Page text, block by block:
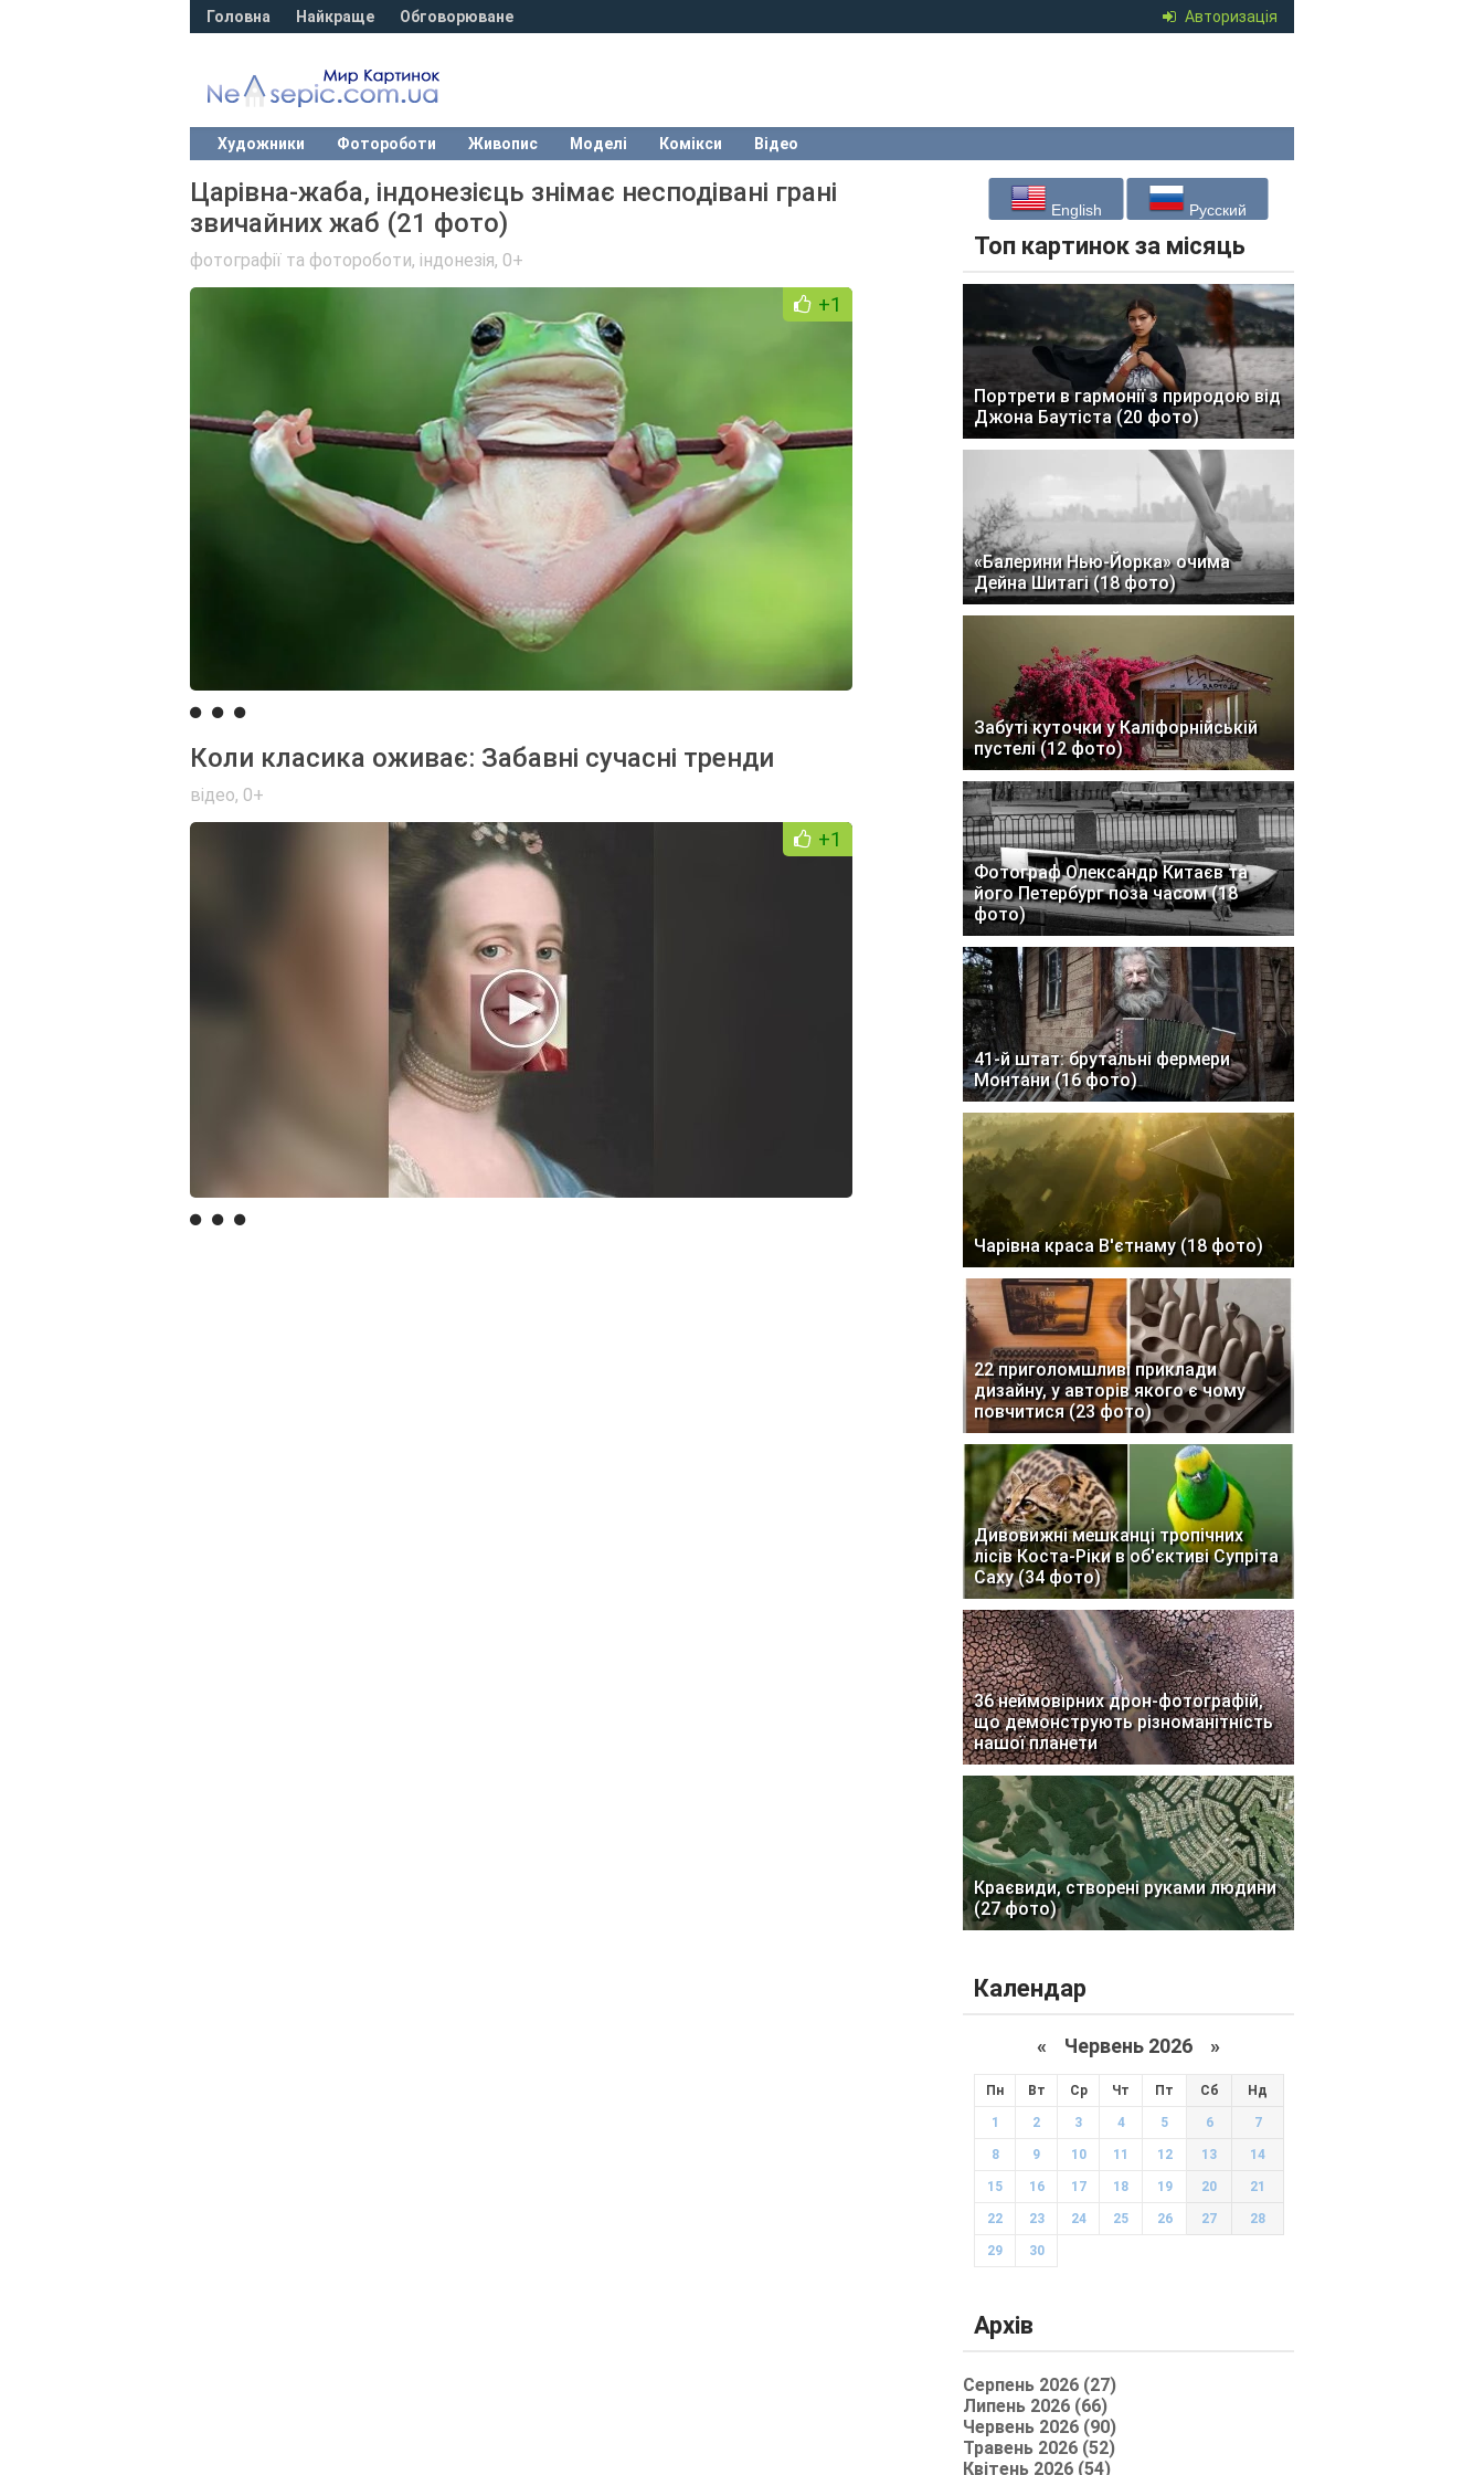
Авторизація
Головна Найкраще Обговорюване
Художники Фотороботи Живопис Моделі Комікси Відео
Царівна-жаба, індонезієць знімає несподівані грані
звичайних жаб (21 фото)
фотографії та фотороботи, індонезія, 0+
+1
Коли класика оживає: Забавні сучасні тренди
відео, 0+
+1
English Русский
Топ картинок за місяць
Портрети в гармонії з природою від
Джона Баутіста (20 фото)
«Балерини Нью-Йорка» очима
Дейна Шитагі (18 фото)
Забуті куточки у Каліфорнійській
пустелі (12 фото)
Фотограф Олександр Китаєв та
його Петербург поза часом (18
фото)
41-й штат: брутальні фермери
Монтани (16 фото)
Чарівна краса В'єтнаму (18 фото)
22 приголомшливі приклади
дизайну, у авторів якого є чому
повчитися (23 фото)
Дивовижні мешканці тропічних
лісів Коста-Ріки в об'єктиві Супріта
Саху (34 фото)
36 неймовірних дрон-фотографій,
що демонструють різноманітність
нашої планети
Краєвиди, створені руками людини
(27 фото)
Календар
« Червень 2026 »
Пн Вт Ср Чт Пт Сб Нд
1 2 3 4 5 6 7
8 9 10 11 12 13 14
15 16 17 18 19 20 21
22 23 24 25 26 27 28
29 30
Архів
Серпень 2026 (27)
Липень 2026 (66)
Червень 2026 (90)
Травень 2026 (52)
Квітень 2026 (54)